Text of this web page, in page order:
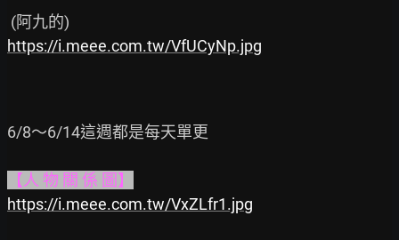
https://i.meee.com.tw/VfUCyNp.jpg
6/8～6/14這週都是每天單更
【人 物 關 係 圖】
https://i.meee.com.tw/VxZLfr1.jpg